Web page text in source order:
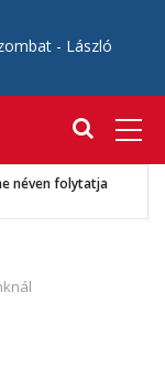
- László
MKSZ-Sport